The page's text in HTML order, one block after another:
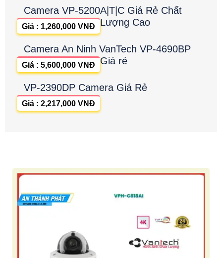
Camera VP-5200A|T|C Giá Rẻ Chất
Lượng Cao
Giá : 1,260,000 VNĐ
Camera An Ninh VanTech VP-4690BP
Giá rẻ
Giá : 5,600,000 VNĐ
VP-2390DP Camera Giá Rẻ
Giá : 2,217,000 VNĐ